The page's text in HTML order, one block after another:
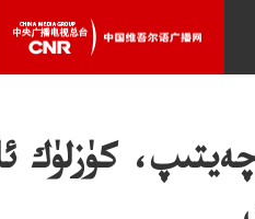
كۈزلۈك